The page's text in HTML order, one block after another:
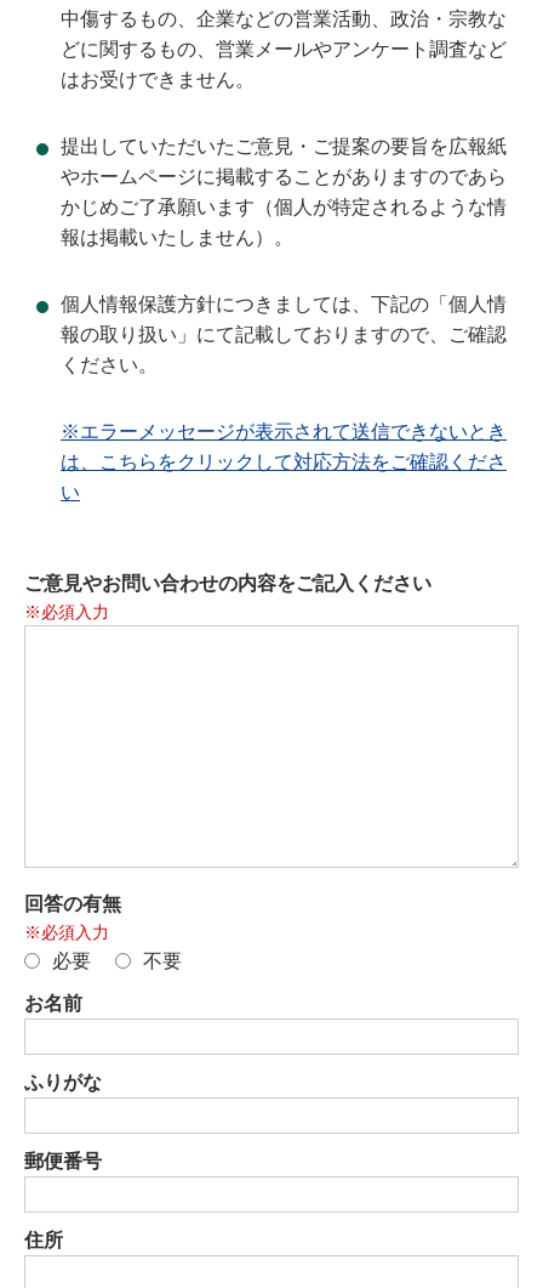
中傷するもの、企業などの営業活動、政治・宗教な
どに関するもの、営業メールやアンケート調査など
はお受けできません。
提出していただいたご意見・ご提案の要旨を広報紙
やホームページに掲載することがありますのであら
かじめご了承願います（個人が特定されるような情
報は掲載いたしません）。
個人情報保護方針につきましては、下記の「個人情
報の取り扱い」にて記載しておりますので、ご確認
ください。
※エラーメッセージが表示されて送信できないとき
は、こちらをクリックして対応方法をご確認くださ
い
ご意見やお問い合わせの内容をご記入ください
※必須入力
回答の有無
※必須入力
必要 不要
お名前
ふりがな
郵便番号
住所